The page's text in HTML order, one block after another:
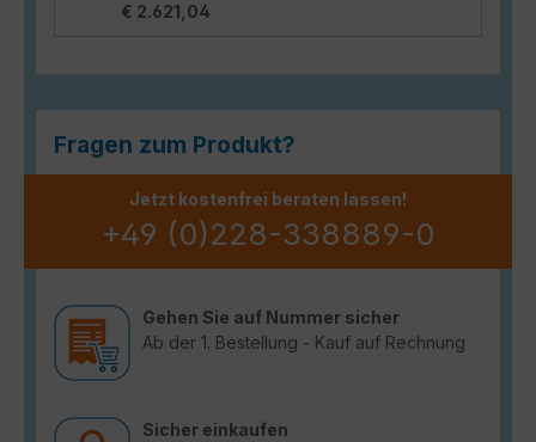
€ 2.621,04
Fragen zum Produkt?
Jetzt kostenfrei beraten lassen!
+49 (0)228-338889-0
Gehen Sie auf Nummer sicher
Ab der 1. Bestellung - Kauf auf Rechnung
Sicher einkaufen